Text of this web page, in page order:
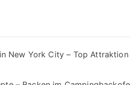
New York City – Top Attraktion